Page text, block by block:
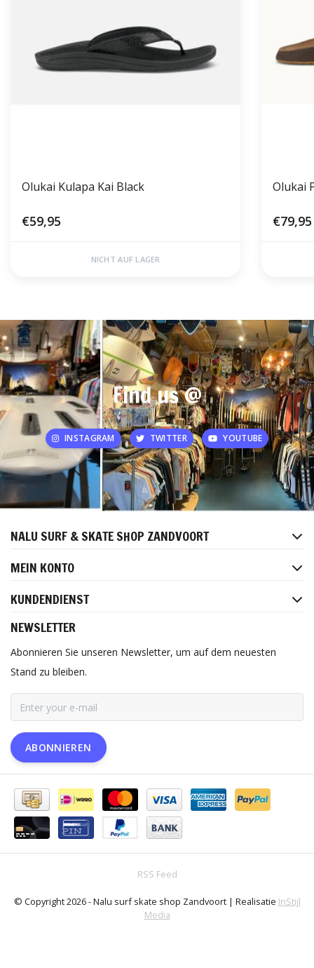
Olukai Kulapa Kai Black
€59,95
NICHT AUF LAGER
Olukai
€79,95
Find us @
INSTAGRAM TWITTER YOUTUBE
NALU SURF & SKATE SHOP ZANDVOORT
MEIN KONTO
KUNDENDIENST
NEWSLETTER
Abonnieren Sie unseren Newsletter, um auf dem neuesten
Stand zu bleiben.
ABONNIEREN
RSS Feed
© Copyright 2026 - Nalu surf skate shop Zandvoort | Realisatie InStijl
Media